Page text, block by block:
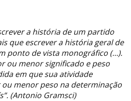
a história de um partido
que escrever a história geral de
ponto de vista monográfico (…).
ou menor significado e peso
em que sua atividade
menor peso na determinação
(Antonio Gramsci)